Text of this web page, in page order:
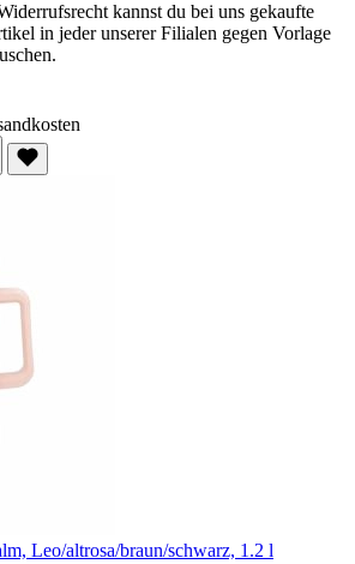
kannst du bei uns gekaufte
in jeder unserer Filialen gegen Vorlage
Leo/altrosa/braun/schwarz, 1.2 l